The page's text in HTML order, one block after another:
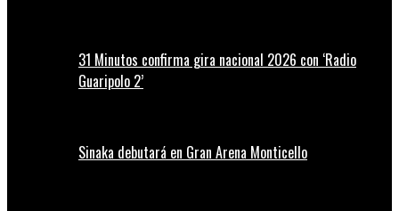
31 Minutos confirma gira nacional 2026 con ‘Radio
Guaripolo 2’
Sinaka debutará en Gran Arena Monticello